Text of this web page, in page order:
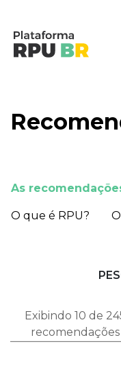
As
O que é RPU?
Exibindo 10 de
recomendações